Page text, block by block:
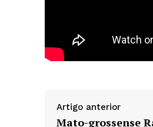
Artigo anterior
Mato-grossense